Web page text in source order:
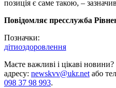
позиція є саме такою, –
Повідомляє пресслужба
Позначки:
дітиоздоровлення
Маєте важливі і цікаві
адресу: newskvv@ukr.netабо
098 37 98 993.